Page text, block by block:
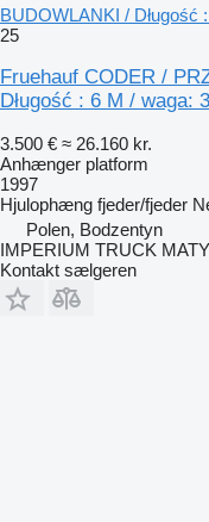
BUDOWLANKI /
25
Fruehauf CODER /
Długość : 6 M / waga:
3.500 € ≈ 26.160 kr.
Anhænger platform
1997
Hjulophæng fjeder/fjeder
Polen, Bodzentyn
IMPERIUM TRUCK
Kontakt sælgeren